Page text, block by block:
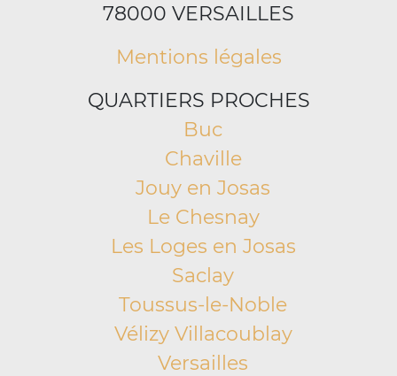
78000 VERSAILLES
Mentions légales
QUARTIERS PROCHES
Buc
Chaville
Jouy en Josas
Le Chesnay
Les Loges en Josas
Saclay
Toussus-le-Noble
Vélizy Villacoublay
Versailles